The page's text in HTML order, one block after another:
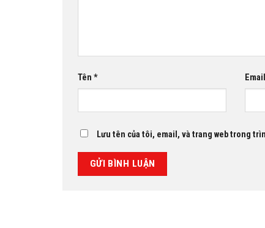
Tên *
Lưu tên của tôi, email, và trang web trong